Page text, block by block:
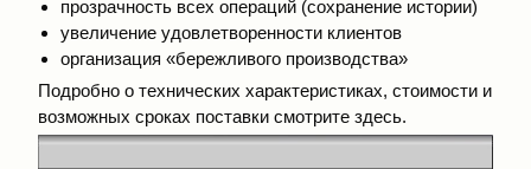
прозрачность всех операций (сохранение истории)
увеличение удовлетворенности клиентов
организация «бережливого производства»
Подробно о технических характеристиках, стоимости и
возможных сроках поставки смотрите здесь.